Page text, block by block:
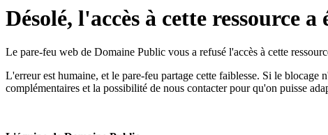
Désolé, l'accès à cette ressource a
Le pare-feu web de Domaine Public vous a refusé l'accès à cette
L'erreur est humaine, et le pare-feu partage cette faiblesse. Si le
complémentaires et la possibilité de nous contacter pour qu'on puisse